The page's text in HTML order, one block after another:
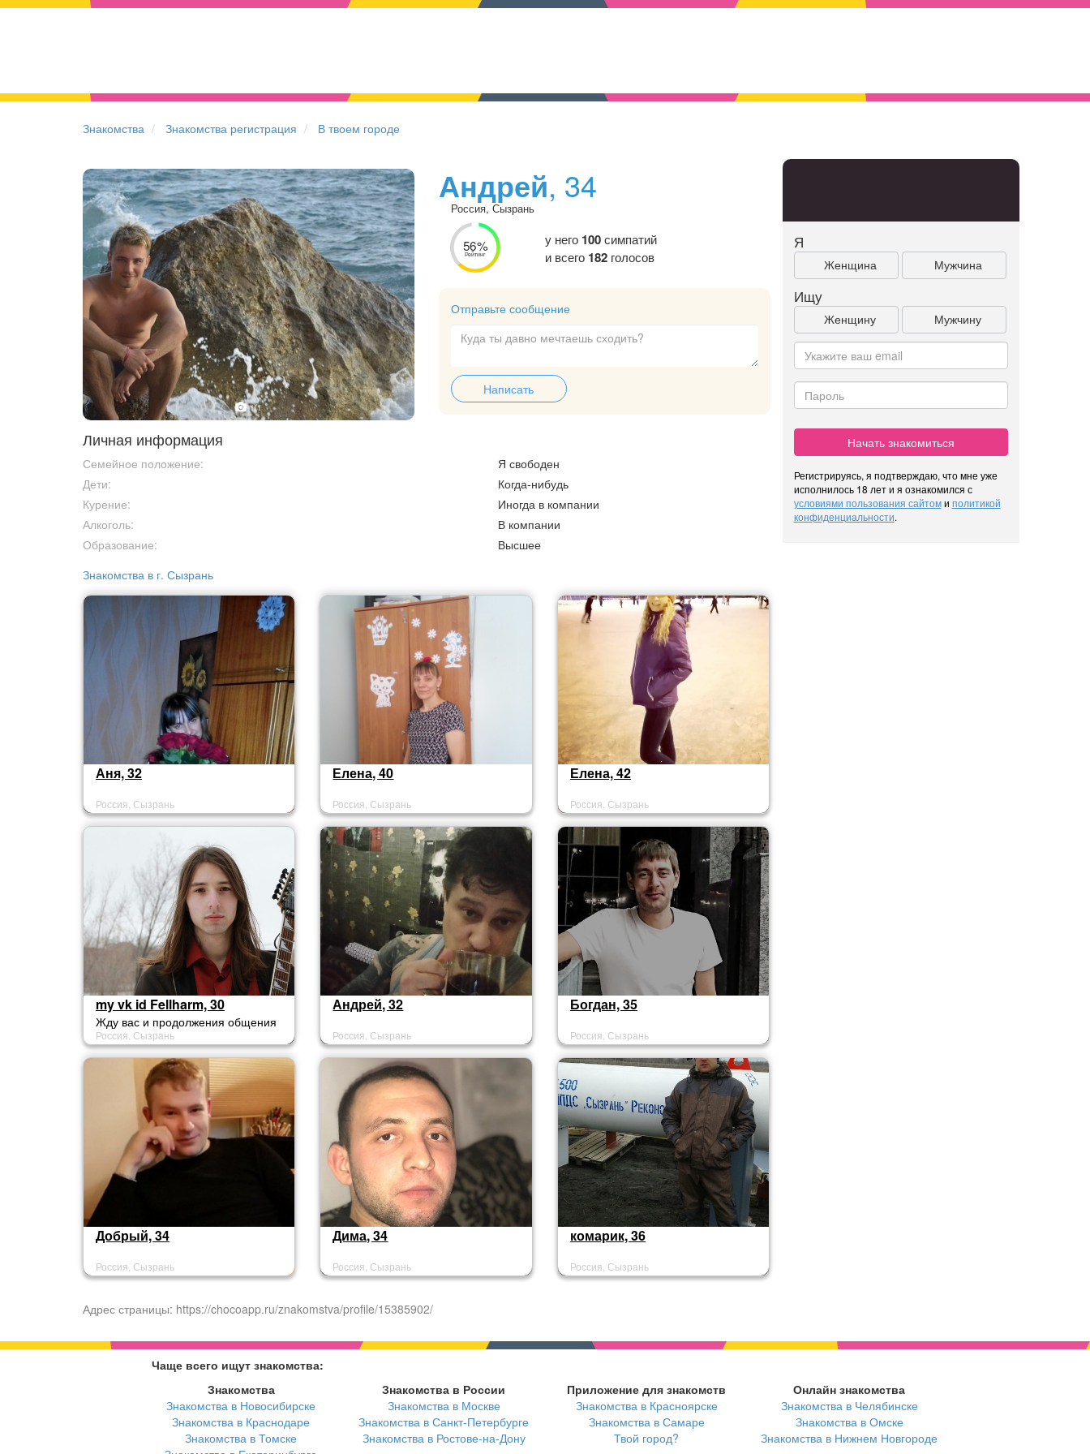
Знакомства Знакомства регистрация В твоем городе
1/1
Андрей, 34
Россия, Сызрань
56%
Рейтинг
у него 100симпатий
и всего 182голосов
Отправьте сообщение
Написать
Личная информация
Семейное положение:
Я свободен
Дети:
Когда-нибудь
Курение:
Иногда в компании
Алкоголь:
В компании
Образование:
Высшее
Знакомства в г. Сызрань
Аня, 32
Россия, Сызрань
Елена, 40
Россия, Сызрань
Елена, 42
Россия, Сызрань
my vk id Fellharm, 30
Жду вас и продолжения общения
в соцсети из 2 заглавных букв.
айди - fellharm
Россия, Сызрань
Андрей, 32
Россия, Сызрань
Богдан, 35
Россия, Сызрань
Добрый, 34
Россия, Сызрань
Дима, 34
Россия, Сызрань
комарик, 36
Россия, Сызрань
Адрес страницы: https://chocoapp.ru/znakomstva/profile/15385902/
Я
Женщина Мужчина
Ищу
Женщину Мужчину
Начать знакомиться
Регистрируясь, я подтверждаю, что мне уже
исполнилось 18 лет и я ознакомился с
условиями пользования сайтоми политикой
конфиденциальности.
Чаще всего ищут знакомства:
Знакомства
Знакомства в Новосибирске
Знакомства в Краснодаре
Знакомства в Томске
Знакомства в России
Знакомства в Москве
Знакомства в Санкт-Петербурге
Знакомства в Ростове-на-Дону
Приложение для знакомств
Знакомства в Красноярске
Знакомства в Самаре
Твой город?
Онлайн знакомства
Знакомства в Челябинске
Знакомства в Омске
Знакомства в Нижнем Новгороде